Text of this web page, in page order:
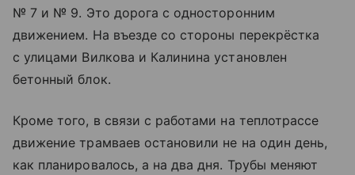
№ 7 и № 9. Это дорога с односторонним
движением. На въезде со стороны перекрёстка
с улицами Вилкова и Калинина установлен
бетонный блок.
Кроме того, в связи с работами на теплотрассе
движение трамваев остановили не на один день,
как планировалось, а на два дня. Трубы меняют